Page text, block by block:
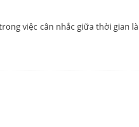
việc cân nhắc giữa thời gian